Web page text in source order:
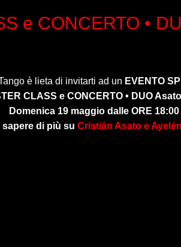
e CONCERTO •
è lieta di invitarti ad un EVENTO
CLASS e CONCERTO • DUO Asato
Domenica 19 maggio dalle ORE 18:00
sapere di più su Cristián Asato e Ayel é